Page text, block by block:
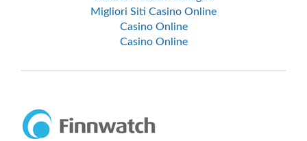
Migliori Siti Casino Online
Casino Online
Casino Online